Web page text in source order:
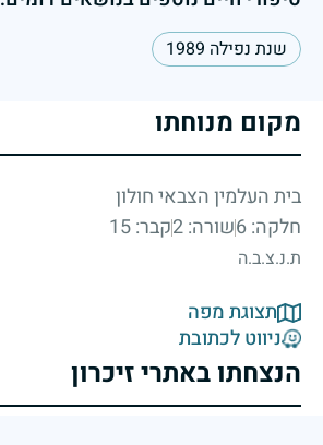
שנת נפילה 1989
מקום מנוחתו
בית העלמין הצבאי חולון
חלקה: 6
שורה: 2 קבר: 15
ת.נ.צ.ב.ה
תצוגת מפה
ניווט לכתובת
הנצחתו באתרי זיכרון